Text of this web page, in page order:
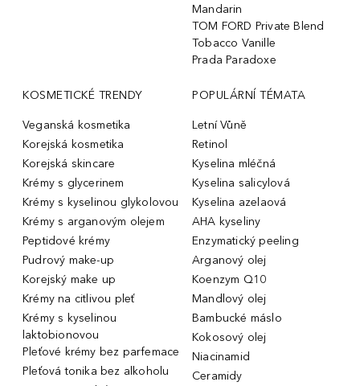
Mandarin
TOM FORD Private Blend
Tobacco Vanille
Prada Paradoxe
KOSMETICKÉ TRENDY
Veganská kosmetika
Korejská kosmetika
Korejská skincare
Krémy s glycerinem
Krémy s kyselinou glykolovou
Krémy s arganovým olejem
Peptidové krémy
Pudrový make-up
Korejský make up
Krémy na citlivou pleť
Krémy s kyselinou
laktobionovou
Pleťové krémy bez parfemace
Pleťová tonika bez alkoholu
POPULÁRNÍ TÉMATA
Letní Vůně
Retinol
Kyselina mléčná
Kyselina salicylová
Kyselina azelaová
AHA kyseliny
Enzymatický peeling
Arganový olej
Koenzym Q10
Mandlový olej
Bambucké máslo
Kokosový olej
Niacinamid
Ceramidy